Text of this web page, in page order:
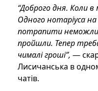
“Доброго дня. Коли в
Одного нотаріуса
потрапити
пройшли. Тепер
чималі гроші”, —
Лисичанська в
чатів.